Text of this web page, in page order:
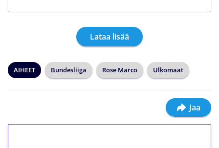
Lataa lisää
AIHEET Bundesliiga Rose Marco Ulkomaat
Jaa